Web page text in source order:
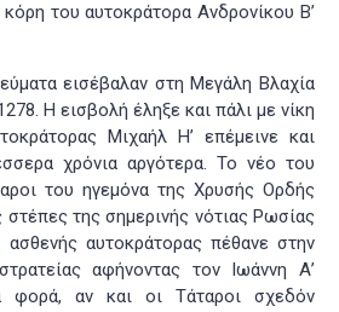
του αυτοκράτορα Ανδρονίκου Β’
εισέβαλαν στη Μεγάλη Βλαχία
Η εισβολή έληξε και πάλι με νίκη
Μιχαήλ Η’ επέμεινε και
χρόνια αργότερα. Το νέο του
του ηγεμόνα της Χρυσής Ορδής
στέπες της σημερινής νότιας Ρωσίας
αυτοκράτορας πέθανε στην
αφήνοντας τον Ιωάννη Α’
φορά, αν και οι Τάταροι σχεδόν